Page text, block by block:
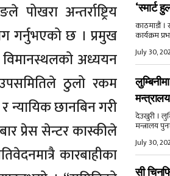
अन्तर्राष्ट्रिय
गर्नुभएको छ । प्रमुख
विमानस्थलको अध्ययन
ठुलो रकम
न्यायिक छानबिन गरी
प्रेस सेन्टर कास्कीले
कारबाहीका
‘स्मार्ट
काठमाडौं ।
कार्यक्रम
July 30,
मन्त्रालय
देउखुरी ।
मन्त्रालय
July 30,
सी